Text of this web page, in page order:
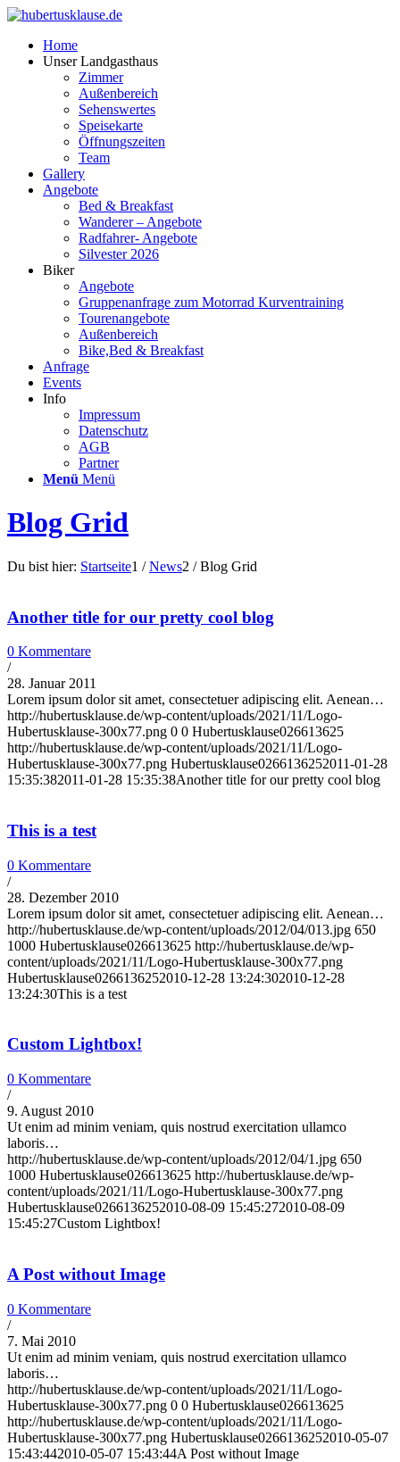
Home
Unser Landgasthaus
Zimmer
Außenbereich
Sehenswertes
Speisekarte
Öffnungszeiten
Team
Gallery
Angebote
Bed & Breakfast
Wanderer – Angebote
Radfahrer- Angebote
Silvester 2026
Biker
Angebote
Gruppenanfrage zum Motorrad Kurventraining
Tourenangebote
Außenbereich
Bike,Bed & Breakfast
Anfrage
Events
Info
Impressum
Datenschutz
AGB
Partner
Menü Menü
Blog Grid
Du bist hier: Startseite1 / News2 / Blog Grid
Another title for our pretty cool blog
0 Kommentare
/
28. Januar 2011
Lorem ipsum dolor sit amet, consectetuer adipiscing elit. Aenean…
http://hubertusklause.de/wp-content/uploads/2021/11/Logo-
Hubertusklause-300x77.png 0 0 Hubertusklause026613625
http://hubertusklause.de/wp-content/uploads/2021/11/Logo-
Hubertusklause-300x77.png Hubertusklause0266136252011-01-28
15:35:382011-01-28 15:35:38Another title for our pretty cool blog
This is a test
0 Kommentare
/
28. Dezember 2010
Lorem ipsum dolor sit amet, consectetuer adipiscing elit. Aenean…
http://hubertusklause.de/wp-content/uploads/2012/04/013.jpg 650
1000 Hubertusklause026613625 http://hubertusklause.de/wp-
content/uploads/2021/11/Logo-Hubertusklause-300x77.png
Hubertusklause0266136252010-12-28 13:24:302010-12-28
13:24:30This is a test
Custom Lightbox!
0 Kommentare
/
9. August 2010
Ut enim ad minim veniam, quis nostrud exercitation ullamco
laboris…
http://hubertusklause.de/wp-content/uploads/2012/04/1.jpg 650
1000 Hubertusklause026613625 http://hubertusklause.de/wp-
content/uploads/2021/11/Logo-Hubertusklause-300x77.png
Hubertusklause0266136252010-08-09 15:45:272010-08-09
15:45:27Custom Lightbox!
A Post without Image
0 Kommentare
/
7. Mai 2010
Ut enim ad minim veniam, quis nostrud exercitation ullamco
laboris…
http://hubertusklause.de/wp-content/uploads/2021/11/Logo-
Hubertusklause-300x77.png 0 0 Hubertusklause026613625
http://hubertusklause.de/wp-content/uploads/2021/11/Logo-
Hubertusklause-300x77.png Hubertusklause0266136252010-05-07
15:43:442010-05-07 15:43:44A Post without Image